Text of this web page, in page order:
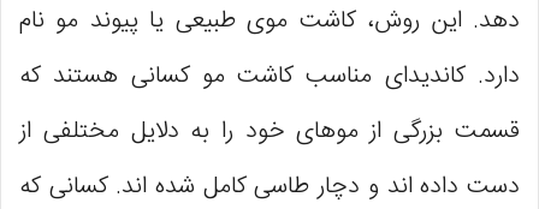
‌دهد. این روش، کاشت موی طبیعی یا پیوند مو نام
دارد. کاندیدای مناسب کاشت مو کسانی هستند که
قسمت بزرگی از موهای خود را به دلایل مختلفی از
دست داده‌ اند و دچار طاسی کامل شده‌ اند. کسانی که